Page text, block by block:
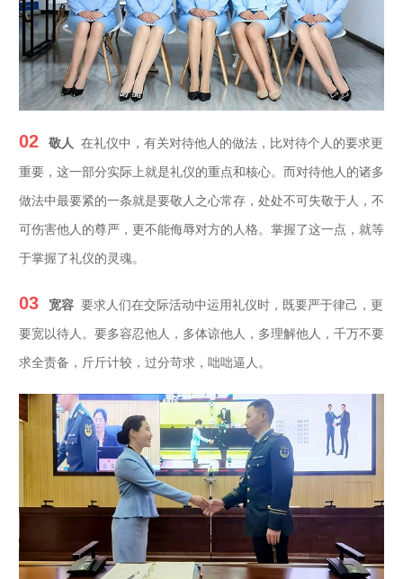
02 敬人 在礼仪中，有关对待他人的做法，比对待个人的要求更
重要，这一部分实际上就是礼仪的重点和核心。而对待他人的诸多
做法中最要紧的一条就是要敬人之心常存，处处不可失敬于人，不
可伤害他人的尊严，更不能侮辱对方的人格。掌握了这一点，就等
于掌握了礼仪的灵魂。
03 宽容 要求人们在交际活动中运用礼仪时，既要严于律己，更
要宽以待人。要多容忍他人，多体谅他人，多理解他人，千万不要
求全责备，斤斤计较，过分苛求，咄咄逼人。